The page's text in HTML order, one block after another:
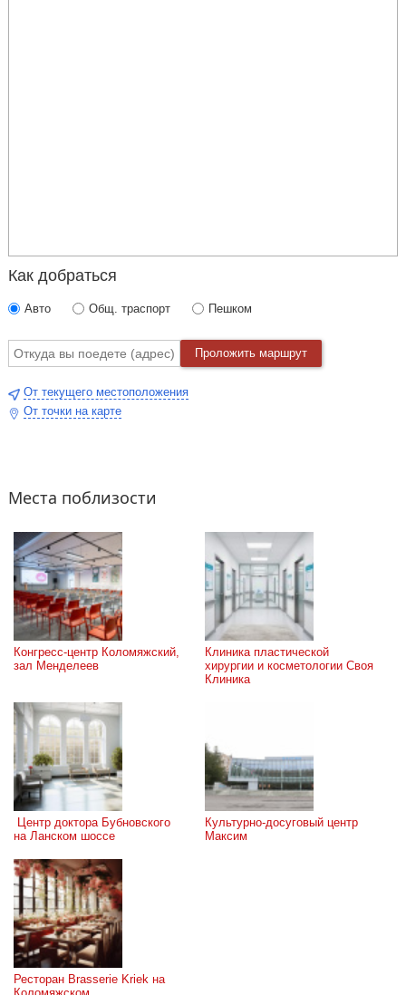
Как добраться
Авто Общ. траспорт Пешком
Проложить маршрут
От текущего местоположения
От точки на карте
Места поблизости
Конгресс-центр Коломяжский,
зал Менделеев
Клиника пластической
хирургии и косметологии Своя
Клиника
на Ланском шоссе
Культурно-досуговый центр
Максим
Ресторан Brasserie Kriek на